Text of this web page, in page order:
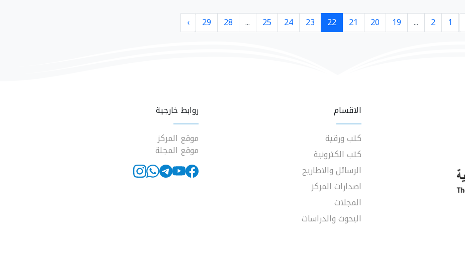
1
2
...
19
20
21
22
23
24
25
...
28
29
›
الاقسام
كتب ورقية
كتب الكترونية
الرسائل والاطاريح
اصدارات المركز
المجلات
البحوث والدراسات
روابط خارجية
موقع المركز
موقع المجلة